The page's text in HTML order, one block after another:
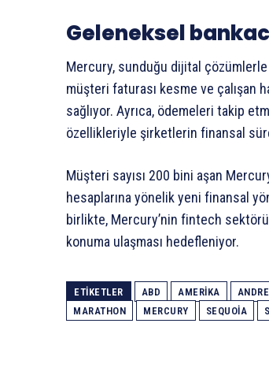
Geleneksel
Mercury, sunduğu dijital
müşteri faturası kesme ve çalışan
sağlıyor. Ayrıca, ödemeleri takip
özellikleriyle şirketlerin finansal
Müşteri sayısı 200 bini aşan
hesaplarına yönelik yeni finansal
birlikte, Mercury’nin fintech
konuma ulaşması hedefleniyor.
ETIKETLER ABD AMERIKA
MARATHON
MERCURY SEQUOIA